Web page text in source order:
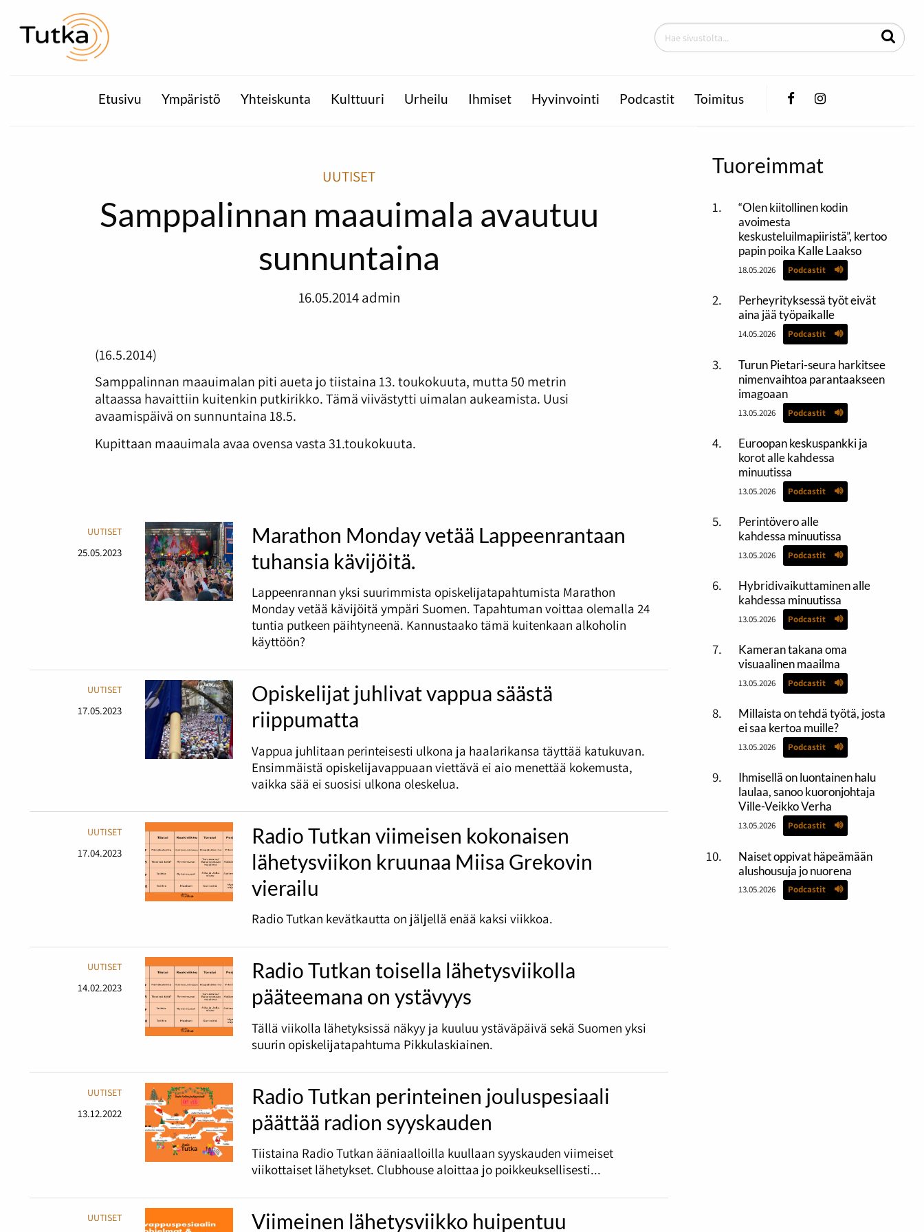
Etusivu Ympäristö Yhteiskunta Kulttuuri Urheilu Ihmiset Hyvinvointi Podcastit Toimitus FacebookInstagram
UUTISET
Samppalinnan maauimala avautuu
sunnuntaina
16.05.2014 admin
(16.5.2014)
Samppalinnan maauimalan piti aueta jo tiistaina 13. toukokuuta, mutta 50 metrin
altaassa havaittiin kuitenkin putkirikko. Tämä viivästytti uimalan aukeamista. Uusi
avaamispäivä on sunnuntaina 18.5.
Kupittaan maauimala avaa ovensa vasta 31.toukokuuta.
UUTISET
25.05.2023
Marathon Monday vetää Lappeenrantaan
tuhansia kävijöitä.
Lappeenrannan yksi suurimmista opiskelijatapahtumista Marathon
Monday vetää kävijöitä ympäri Suomen. Tapahtuman voittaa olemalla 24
tuntia putkeen päihtyneenä. Kannustaako tämä kuitenkaan alkoholin
käyttöön?
UUTISET
17.05.2023
Opiskelijat juhlivat vappua säästä
riippumatta
Vappua juhlitaan perinteisesti ulkona ja haalarikansa täyttää katukuvan.
Ensimmäistä opiskelijavappuaan viettävä ei aio menettää kokemusta,
vaikka sää ei suosisi ulkona oleskelua.
UUTISET
17.04.2023
Radio Tutkan viimeisen kokonaisen
lähetysviikon kruunaa Miisa Grekovin
vierailu
Radio Tutkan kevätkautta on jäljellä enää kaksi viikkoa.
UUTISET
14.02.2023
Radio Tutkan toisella lähetysviikolla
pääteemana on ystävyys
Tällä viikolla lähetyksissä näkyy ja kuuluu ystäväpäivä sekä Suomen yksi
suurin opiskelijatapahtuma Pikkulaskiainen.
UUTISET
13.12.2022
Radio Tutkan perinteinen jouluspesiaali
päättää radion syyskauden
Tiistaina Radio Tutkan ääniaalloilla kuullaan syyskauden viimeiset
viikottaiset lähetykset. Clubhouse aloittaa jo poikkeuksellisesti...
UUTISET Viimeinen lähetysviikko huipentuu
Tuoreimmat
“Olen kiitollinen kodin
avoimesta
keskusteluilmapiiristä”, kertoo
papin poika Kalle Laakso
18.05.2026 Podcastit
Perheyrityksessä työt eivät
aina jää työpaikalle
14.05.2026 Podcastit
Turun Pietari-seura harkitsee
nimenvaihtoa parantaakseen
imagoaan
13.05.2026 Podcastit
Euroopan keskuspankki ja
korot alle kahdessa
minuutissa
13.05.2026 Podcastit
Perintövero alle
kahdessa minuutissa
13.05.2026 Podcastit
Hybridivaikuttaminen alle
kahdessa minuutissa
13.05.2026 Podcastit
Kameran takana oma
visuaalinen maailma
13.05.2026 Podcastit
Millaista on tehdä työtä, josta
ei saa kertoa muille?
13.05.2026 Podcastit
Ihmisellä on luontainen halu
laulaa, sanoo kuoronjohtaja
Ville-Veikko Verha
13.05.2026 Podcastit
Naiset oppivat häpeämään
alushousuja jo nuorena
13.05.2026 Podcastit